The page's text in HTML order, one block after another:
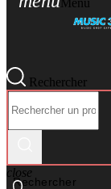
Rechercher
Rechercher
close